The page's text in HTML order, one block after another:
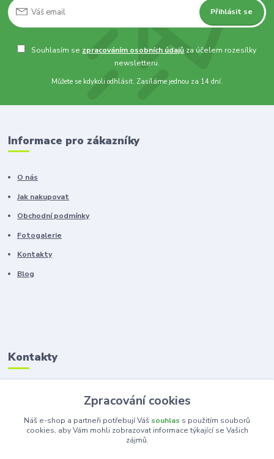
Přihlásit se
Souhlasím se zpracováním osobních údajů za účelem rozesílky
newsletteru.
Můžete se kdykoli odhlásit. Zasíláme jednou za 14 dní.
Informace pro zákazníky
O nás
Jak nakupovat
Obchodní podmínky
Fotogalerie
Kontakty
Blog
Kontakty
Zákaznická podpora
+420 603 100 966
(Po-Pá, 8-16 hod.)
Zpracování cookies
Náš e-shop a partneři potřebují Váš souhlas s použitím souborů
cookies, aby Vám mohli zobrazovat informace týkající se Vašich
zájmů.